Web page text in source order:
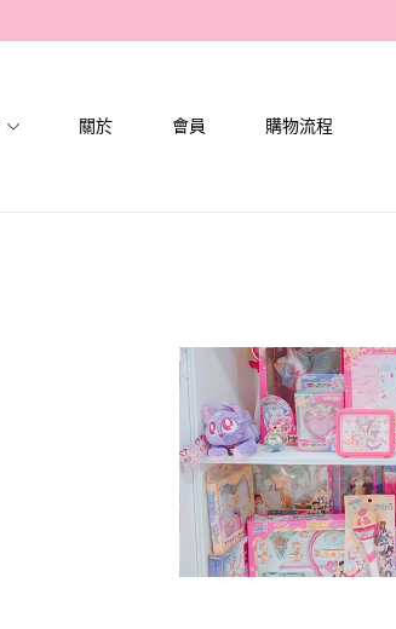
關於 會員 購物流程